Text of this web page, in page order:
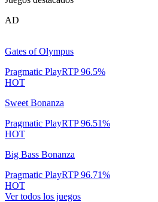
AD
Gates of Olympus
Pragmatic PlayRTP96.5%
HOT
Sweet Bonanza
Pragmatic PlayRTP96.51%
HOT
Big Bass Bonanza
Pragmatic PlayRTP96.71%
HOT
Ver todos los juegos